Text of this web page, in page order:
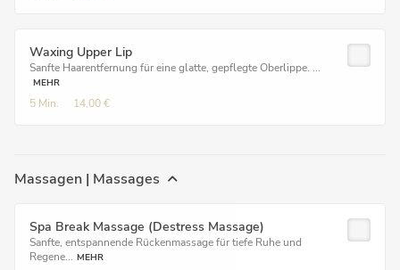
Waxing Upper Lip
Sanfte Haarentfernung für eine glatte, gepflegte Oberlippe. ...
MEHR
5 Min. 14,00 €
Massagen | Massages
Spa Break Massage (Destress Massage)
Sanfte, entspannende Rückenmassage für tiefe Ruhe und
Regene... MEHR